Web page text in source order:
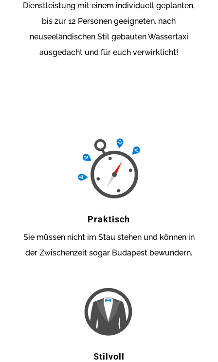
Dienstleistung mit einem individuell geplanten,
bis zur 12 Personen geeigneten, nach
neuseeländischen Stil gebauten Wassertaxi
ausgedacht und für euch verwirklicht!
Praktisch
Sie müssen nicht im Stau stehen und können in
der Zwischenzeit sogar Budapest bewundern.
Stilvoll